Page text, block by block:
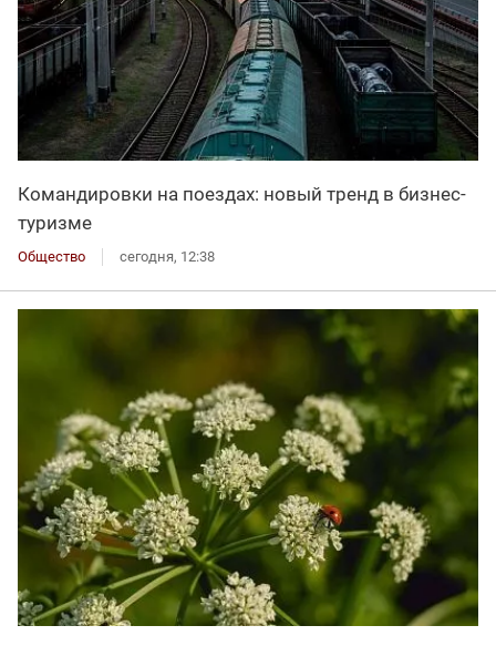
Командировки на поездах: новый тренд в бизнес-
туризме
Общество сегодня, 12:38